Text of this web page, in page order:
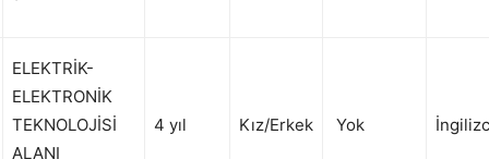
ELEKTRİK-
ELEKTRONİK
TEKNOLOJİSİ
ALANI
4 yıl Kız/Erkek Yok